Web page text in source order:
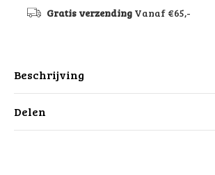
Gratis verzendingVanaf €65,-
Beschrijving
Delen